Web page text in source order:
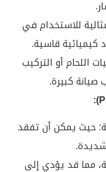
للاستخدام في
كيميائية قاسية.
اللحام أو التركيب
صيانة كبيرة.
حيث يمكن أن تفقد
مما قد يؤدي إلى